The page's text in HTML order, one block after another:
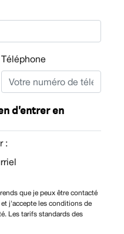
Téléphone
d'entrer en
:
que je peux être contacté
j'accepte les conditions de
Les tarifs standards des